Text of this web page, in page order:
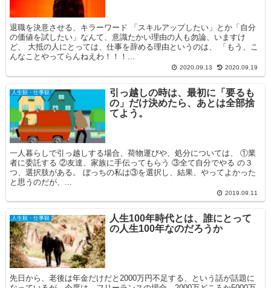
退職を決意させる、キラーワード 「スキルアップしたい」とか「自分
の価値を試したい」なんて、意識たかい理由の人も勿論、いますけ
ど、 大抵の人にとっては、仕事を辞める理由というのは、 「もう、こ
んなことやってらんねえわ！！！...
2020.09.13 2020.09.19
人生観・仕事観
引っ越しの時は、最初に「要るも
の」だけ決めたら、あとは全部捨
てよう。
一人暮らしで引っ越しする場合、荷物運びや、処分については、 ①業
者に委託する ②友達、家族に手伝ってもらう ③全て自分でやる の３
つ、選択肢がある。 ぼっちの私は③を選択し、結果、やってよかった
と思うのだが、...
2019.09.11
人生観・仕事観
人生100年時代とは、誰にとって
の人生100年なのだろうか
先日から、老後は年金だけだと2000万円不足する、という話が話題に